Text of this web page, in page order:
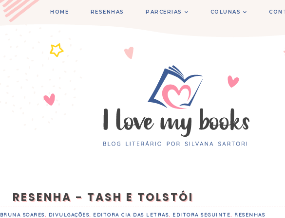
HOME RESENHAS PARCERIAS COLUNAS
RESENHA - TASH E TOLSTÓI
BRUNA SOARES DIVULGAÇÕES EDITORA CIA DAS LETRAS EDITORA SEGUINTE RESENHAS